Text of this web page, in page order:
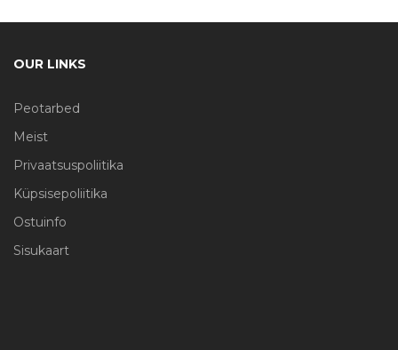
OUR LINKS
Peotarbed
Meist
Privaatsuspoliitika
Küpsisepoliitika
Ostuinfo
Sisukaart